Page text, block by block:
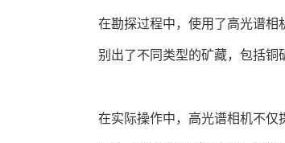
在勘探过程中，使用了高光谱相
别出了不同类型的矿藏，包括铜
在实际操作中，高光谱相机不仅